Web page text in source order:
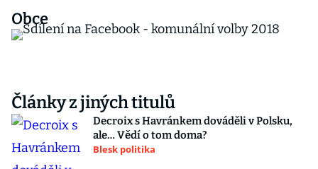
Obce
Články z jiných titulů
Decroix s Havránkem dováděli v Polsku,
ale… Vědí o tom doma?
Blesk politika